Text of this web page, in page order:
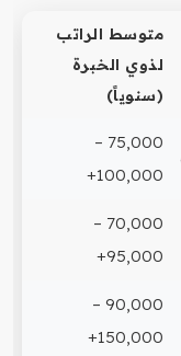
متوسط الراتب
لذوي الخبرة
(سنوياً)
75,000 –
100,000+
70,000 –
95,000+
90,000 –
150,000+